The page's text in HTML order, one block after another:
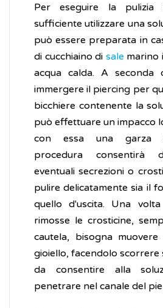
Per eseguire la pulizia
sufficiente utilizzare una
può essere preparata in
di cucchiaino di sale marino
acqua calda. A seconda
immergere il piercing per
bicchiere contenente la
può effettuare un impacco
con essa una garza
procedura consentirà
eventuali secrezioni o
pulire delicatamente sia il
quello d'uscita. Una
rimosse le crosticine,
cautela, bisogna
gioiello, facendolo scorrere
da consentire alla
penetrare nel canale del